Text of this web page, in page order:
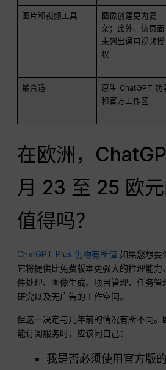
图片和视频工具
图像创建更为复
杂；此外，该页面
未列出通用视频授
权
最合适
原生 ChatGPT 功
和官方工作区
在欧洲，
月 23 至 25 欧
值得吗？
ChatGPT Plus 仍物有所值 如果您想要
它将提供比免费版本更强大的推理能
件处理、图像生成、项目管理、任务管
研究以及无广告的工作空间。.
但这一决定与几年前的情况有所不同。
能订阅服务时，应该问自己：
我是否必须使用官方版